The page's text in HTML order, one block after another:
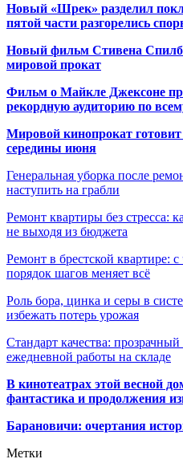
Новый «Шрек» разделил
пятой части разгорелись
Новый фильм Стивена
мировой прокат
Фильм о Майкле Джексоне
рекордную аудиторию по
Мировой кинопрокат
середины июня
Генеральная уборка после
наступить на грабли
Ремонт квартиры без стресса:
не выходя из бюджета
Ремонт в брестской квартире:
порядок шагов меняет всё
Роль бора, цинка и серы в
избежать потерь урожая
Стандарт качества:
ежедневной работы на складе
В кинотеатрах этой весной
фантастика и продолжения
Барановичи: очертания
Метки